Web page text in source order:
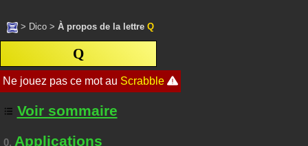
> Dico > À propos de la lettre Q
Q
Voir sommaire
0. Applications